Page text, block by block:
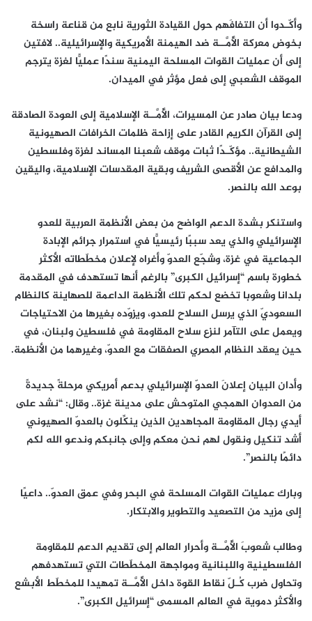
وأكّـدوا أن التفافَهم حول القيادة الثورية نابع من قناعة راسخة
بخوض معركة الأُمَّــة ضد الهيمنة الأمريكية والإسرائيلية.. لافتين
إلى أن عمليات القوات المسلحة اليمنية سندًا عمليًّا لغزة يترجم
الموقف الشعبي إلى فعل مؤثر في الميدان.
ودعا بيان صادر عن المسيرات، الأُمَّــة الإسلامية إلى العودة الصادقة
إلى القرآن الكريم القادر على إزاحة ظلمات الخرافات الصهيونية
الشيطانية.. مؤكّـدًا ثبات موقف شعبنا المساند لغزة وفلسطين
والمدافع عن الأقصى الشريف وبقية المقدسات الإسلامية، واليقين
بوعد الله بالنصر.
واستنكر بشدة الدعم الواضح من بعض الأنظمة العربية للعدو
الإسرائيلي والذي يعد سببًا رئيسيًّا في استمرار جرائم الإبادة
الجماعية في غزة، وشجّع العدوّ وأغراه لإعلان مخطّطاته الأكثر
خطورة باسم “إسرائيل الكبرى” بالرغم أنها تستهدف في المقدمة
بلدانا وشعوبا تخضع لحكم تلك الأنظمة الداعمة للصهاينة كالنظام
السعوديّ الذي يرسل السلاح للعدو، ويزوّده بغيرها من الاحتياجات
ويعمل على التآمر لنزع سلاح المقاومة في فلسطين ولبنان، في
حين يعقد النظام المصري الصفقات مع العدوّ، وغيرهما من الأنظمة.
وأدان البيان إعلانَ العدوّ الإسرائيلي بدعم أمريكي مرحلةً جديدةً
من العدوان الهمجي المتوحش على مدينة غزة.. وقال: “نشد على
أيدي رجال المقاومة المجاهدين الذين ينكِّلون بالعدوّ الصهيوني
أشد تنكيل ونقول لهم نحن معكم وإلى جانبكم وندعو الله لكم
دائمًا بالنصر”.
وبارك عمليات القوات المسلحة في البحر وفي عمق العدوّ.. داعيًا
إلى مزيد من التصعيد والتطوير والابتكار.
وطالب شعوبَ الأُمَّــة وأحرار العالم إلى تقديم الدعم للمقاومة
الفلسطينية واللبنانية ومواجهة المخطّطات التي تستهدفهم
وتحاول ضرب كُـلّ نقاط القوة داخل الأُمَّــة تمهيدا للمخطّط الأبشع
والأكثر دموية في العالم المسمى “إسرائيل الكبرى”.